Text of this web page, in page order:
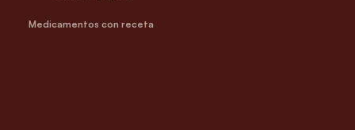
Medicamentos con receta